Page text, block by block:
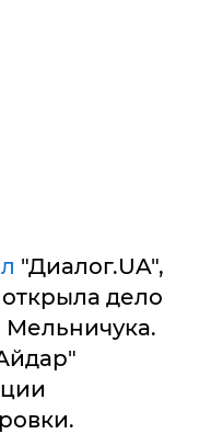
"Диалог.UA",
дело
Мельничука.